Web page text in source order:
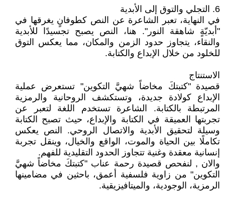
6. التجلي والتوق إلى الأبدية
في النهاية، تعبر الشاعرة عن النص كطوفانٍ يغرقها في
"أبديّةٍ شاهقة النور". هنا، النص يصبح تجسيدًا للأبدية
والنقاء، يتجاوز حدود الزمن والمكان، مما يعكس التوق
للخلود من خلال الإبداع والكتابة.
الاستنتاج
قصيدة "كتبتكَ مخاضاً شهيَّ التكوين" تستعرض عملية
الإبداع كولادة جديدة، وتستكشف الروحانية والرمزية
المرتبطة بالكتابة. الشاعرة تستخدم اللغة لتعبر عن
تجربتها العميقة في الكتابة والإبداع، حيث تصبح الكتابة
وسيلة لتحقيق الأبدية والاتصال الروحي. النص يعكس
تكاملًا بين الحياة والموت، الواقع والخيال، وينقل تجربة
إنسانية معقدة وغنية تتجاوز الحدود التقليدية للفهم.
والان , لنفحص قصيدة رحمة عناب "كتبتكَ مخاضاً شهيَّ
التكوين" من زاوية فلسفية أعمق، باحثين في مضامينها
الرمزية، الوجودية، والميتافيزيقية.